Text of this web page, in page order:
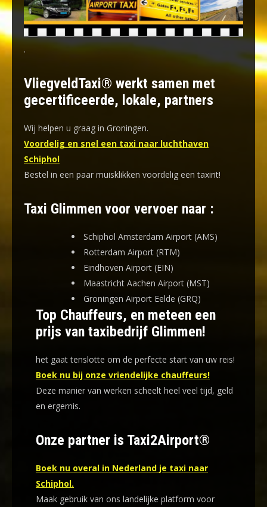
.
VliegveldTaxi® werkt samen met
gecertificeerde, lokale, partners
Wij helpen u graag in Groningen.
Voordelig en snel een taxi naar luchthaven
Schiphol
Bestel in een paar muisklikken voordelig een taxirit!
Taxi Glimmen voor vervoer naar :
Schiphol Amsterdam Airport (AMS)
Rotterdam Airport (RTM)
Eindhoven Airport (EIN)
Maastricht Aachen Airport (MST)
Groningen Airport Eelde (GRQ)
Top Chauffeurs, en meteen een
prijs van taxibedrijf Glimmen!
het gaat tenslotte om de perfecte start van uw reis!
Boek nu bij onze vriendelijke chauffeurs!
Deze manier van werken scheelt heel veel tijd, geld
en ergernis.
Onze partner is Taxi2Airport®
Boek nu overal in Nederland je taxi naar
Schiphol.
Maak gebruik van ons landelijke platform voor